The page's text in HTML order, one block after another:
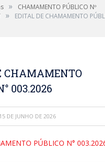
»
CHAMAMENTO PÚBLICO Nº
»
EDITAL DE CHAMAMENTO
CHAMAMENTO
003.2026
15 DE JUNHO DE 2026
PÚBLICO N°